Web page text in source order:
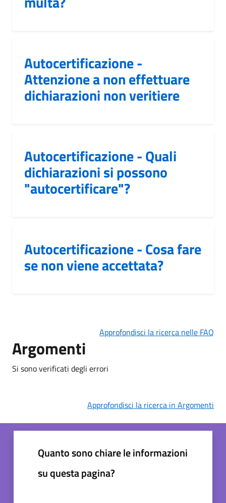
Autocertificazione -
Attenzione a non effettuare
dichiarazioni non veritiere
Autocertificazione - Quali
dichiarazioni si possono
"autocertificare"?
Autocertificazione - Cosa fare
se non viene accettata?
Approfondisci la ricerca nelle FAQ
Argomenti
Si sono verificati degli errori
Approfondisci la ricerca in Argomenti
Quanto sono chiare le informazioni
su questa pagina?